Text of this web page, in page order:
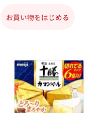
お買い物をはじめる